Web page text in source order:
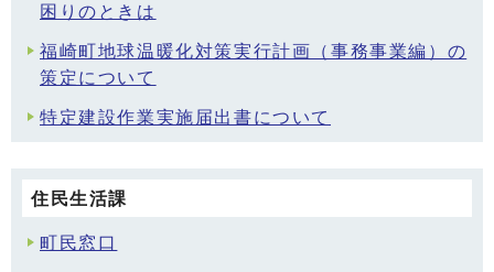
困りのときは
福崎町地球温暖化対策実行計画（事務事業編）の
策定について
特定建設作業実施届出書について
住民生活課
町民窓口